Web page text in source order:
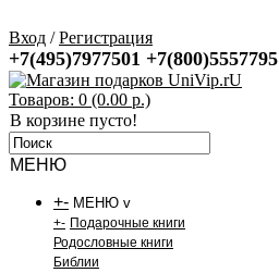
Вход /Регистрация
+7(495)7977501 +7(800)5557795
Товаров: 0 (0.00 р.)
В корзине пусто!
МЕНЮ
+- МЕНЮ v
+- Подарочные книги
Родословные книги
Библии